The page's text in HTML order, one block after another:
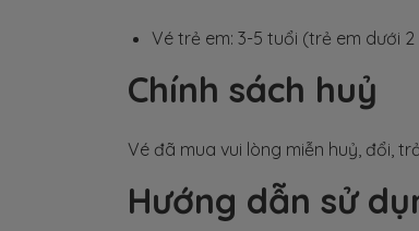
Vé trẻ em: 3-5 tuổi (trẻ em dưới
Chính sách huỷ
Vé đã mua vui lòng miễn huỷ, đổi,
Hướng dẫn sử